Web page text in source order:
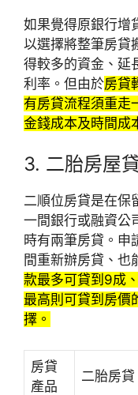
如果覺得原銀行增
以選擇將整筆房貸
得較多的資金、延
利率。但由於房貸
有房貸流程須重走
金錢成本及時間成
3. 二胎房屋
二順位房貸是在保
一間銀行或融資公
時有兩筆房貸。申
間重新辦房貸、也
款最多可貸到9成
最高則可貸到房價
擇。
房貸
產品
二胎房貸